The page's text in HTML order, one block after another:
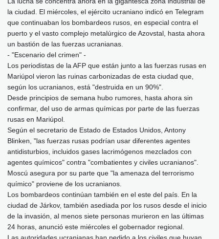
la ciudad. El miércoles, el ejército ucraniano indicó en Telegram
que continuaban los bombardeos rusos, en especial contra el
puerto y el vasto complejo metalúrgico de Azovstal, hasta ahora
un bastión de las fuerzas ucranianas.
- "Escenario del crimen" -
Los periodistas de la AFP que están junto a las fuerzas rusas en
Mariúpol vieron las ruinas carbonizadas de esta ciudad que,
según los ucranianos, está "destruida en un 90%".
Desde principios de semana hubo rumores, hasta ahora sin
confirmar, del uso de armas químicas por parte de las fuerzas
rusas en Mariúpol.
Según el secretario de Estado de Estados Unidos, Antony
Blinken, "las fuerzas rusas podrían usar diferentes agentes
antidisturbios, incluidos gases lacrimógenos mezclados con
agentes químicos" contra "combatientes y civiles ucranianos".
Moscú asegura por su parte que "la amenaza del terrorismo
químico" proviene de los ucranianos.
Los bombardeos continúan también en el este del país. En la
ciudad de Járkov, también asediada por los rusos desde el inicio
de la invasión, al menos siete personas murieron en las últimas
24 horas, anunció este miércoles el gobernador regional.